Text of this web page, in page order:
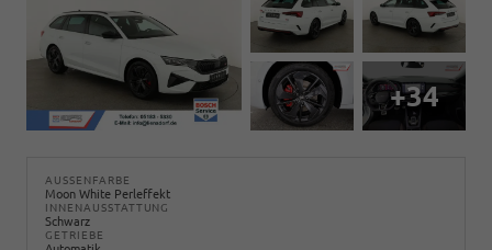
+34
AUSSENFARBE
Moon White Perleffekt
INNENAUSSTATTUNG
Schwarz
GETRIEBE